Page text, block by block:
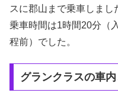
スに郡山まで乗車しまし
乗車時間は1時間20分（
程前）でした。
グランクラスの車